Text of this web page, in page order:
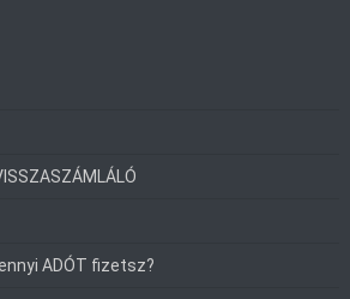
ADÓT fizetsz?